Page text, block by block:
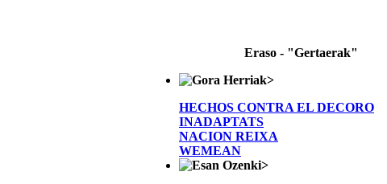
Eraso - "Gertaerak"
>
HECHOS CONTRA EL DECORO
INADAPTATS
NACION REIXA
WEMEAN
>